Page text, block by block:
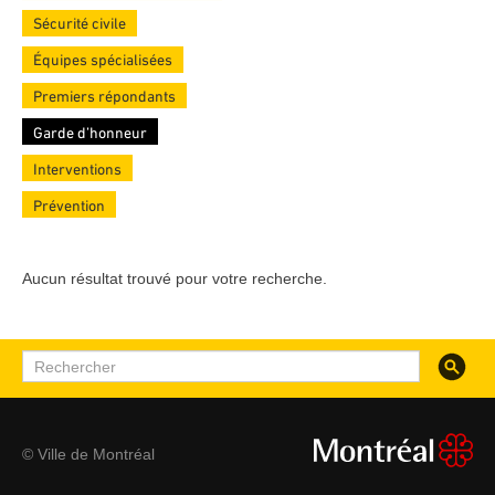
Sécurité civile
Équipes spécialisées
Premiers répondants
Garde d’honneur
Interventions
Prévention
Aucun résultat trouvé pour votre recherche.
Rechercher
© Ville de Montréal